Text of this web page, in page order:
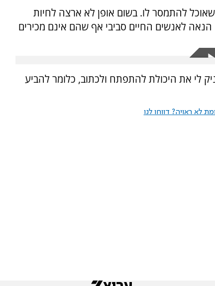
להתמסר לו. בשום אופן לא ארצה לחיות
לאנשים החיים סביבי אף שהם אינם מכירים
לי את היכולת להתפתח ולכתוב, כלומר להביע
לא ראויה? דווחו לנו